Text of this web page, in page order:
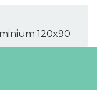
120x90